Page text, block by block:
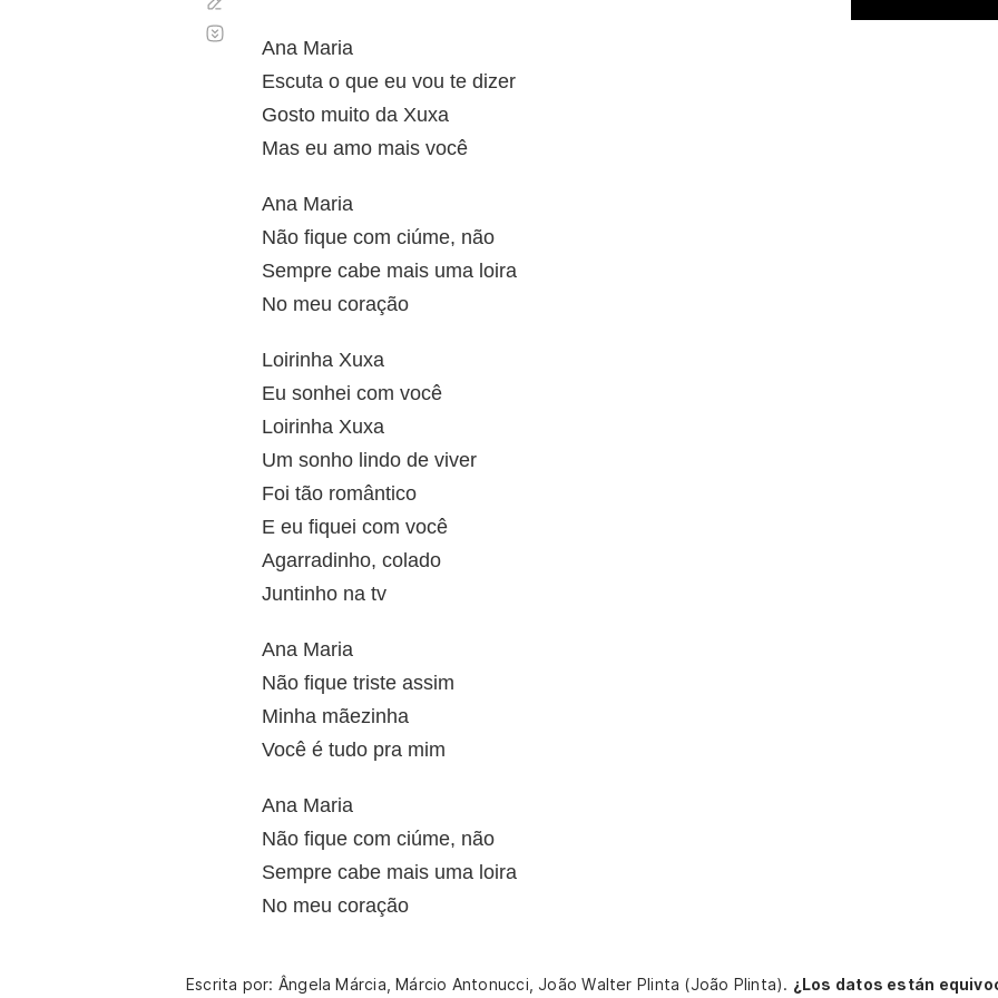
Ana Maria
Escuta o que eu vou te dizer
Gosto muito da Xuxa
Mas eu amo mais você
Ana Maria
Não fique com ciúme, não
Sempre cabe mais uma loira
No meu coração
Loirinha Xuxa
Eu sonhei com você
Loirinha Xuxa
Um sonho lindo de viver
Foi tão romântico
E eu fiquei com você
Agarradinho, colado
Juntinho na tv
Ana Maria
Não fique triste assim
Minha mãezinha
Você é tudo pra mim
Ana Maria
Não fique com ciúme, não
Sempre cabe mais uma loira
No meu coração
automático
Escrita por: Ângela Márcia, Márcio Antonucci, João Walter Plinta (João Plinta). ¿Los datos están